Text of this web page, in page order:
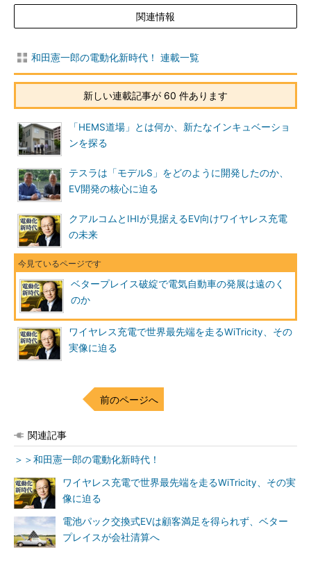
関連情報
和田憲一郎の電動化新時代！ 連載一覧
新しい連載記事が 60 件あります
「HEMS道場」とは何か、新たなインキュベーショ
ンを探る
テスラは「モデルS」をどのように開発したのか、
EV開発の核心に迫る
クアルコムとIHIが見据えるEV向けワイヤレス充電
の未来
ベタープレイス破綻で電気自動車の発展は遠のく
のか
ワイヤレス充電で世界最先端を走るWiTricity、その
実像に迫る
前のページへ
関連記事
＞＞和田憲一郎の電動化新時代！
ワイヤレス充電で世界最先端を走るWiTricity、その実
像に迫る
電池パック交換式EVは顧客満足を得られず、ベター
プレイスが会社清算へ